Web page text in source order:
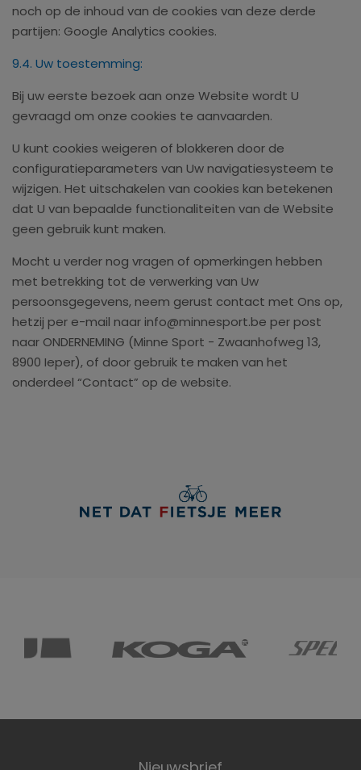
noch op de inhoud van de cookies van deze derde
partijen: Google Analytics cookies.
9.4. Uw toestemming:
Bij uw eerste bezoek aan onze Website wordt U
gevraagd om onze cookies te aanvaarden.
U kunt cookies weigeren of blokkeren door de
configuratieparameters van Uw navigatiesysteem te
wijzigen. Het uitschakelen van cookies kan betekenen
dat U van bepaalde functionaliteiten van de Website
geen gebruik kunt maken.
Mocht u verder nog vragen of opmerkingen hebben
met betrekking tot de verwerking van Uw
persoonsgegevens, neem gerust contact met Ons op,
hetzij per e-mail naar info@minnesport.be per post
naar ONDERNEMING (Minne Sport - Zwaanhofweg 13,
8900 Ieper), of door gebruik te maken van het
onderdeel “Contact” op de website.